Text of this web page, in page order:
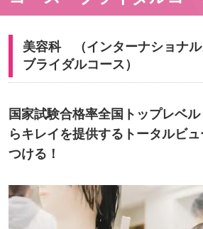
美容科 （インターナショナル
ブライダルコース）
国家試験合格率全国トップレベ
らキレイを提供するトータルビ
つける！